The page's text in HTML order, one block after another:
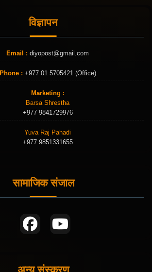
विज्ञापन
Email : diyopost@gmail.com
Phone : +977 01 5705421 (Office)
Marketing :
Barsa Shrestha
+977 9841729976
Yuva Raj Pahadi
+977 9851331655
सामाजिक संजाल